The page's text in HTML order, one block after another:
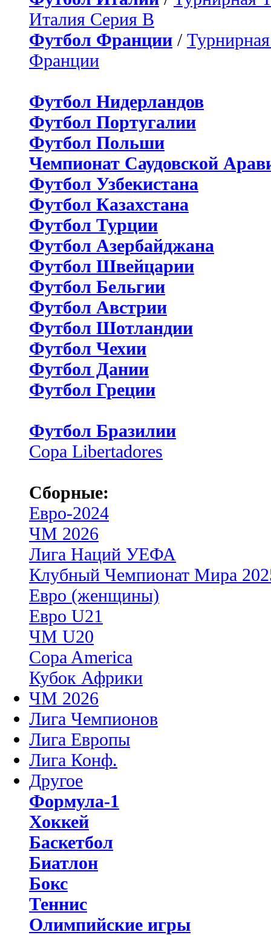
Италия Серия B
Футбол Франции /
Франции
Футбол Нидерландов
Футбол Португалии
Футбол Польши
Чемпионат Саудовской
Футбол Узбекистана
Футбол Казахстана
Футбол Турции
Футбол Азербайджана
Футбол Швейцарии
Футбол Бельгии
Футбол Австрии
Футбол Шотландии
Футбол Чехии
Футбол Дании
Футбол Греции
Футбол Бразилии
Copa Libertadores
Сборные:
Евро-2024
ЧМ 2026
Лига Наций УЕФА
Клубный Чемпионат Мира
Евро (женщины)
Евро U21
ЧМ U20
Copa America
Кубок Африки
ЧМ 2026
Лига Чемпионов
Лига Европы
Лига Конф.
Другое
Формула-1
Хоккей
Баскетбол
Биатлон
Бокс
Теннис
Олимпийские игры